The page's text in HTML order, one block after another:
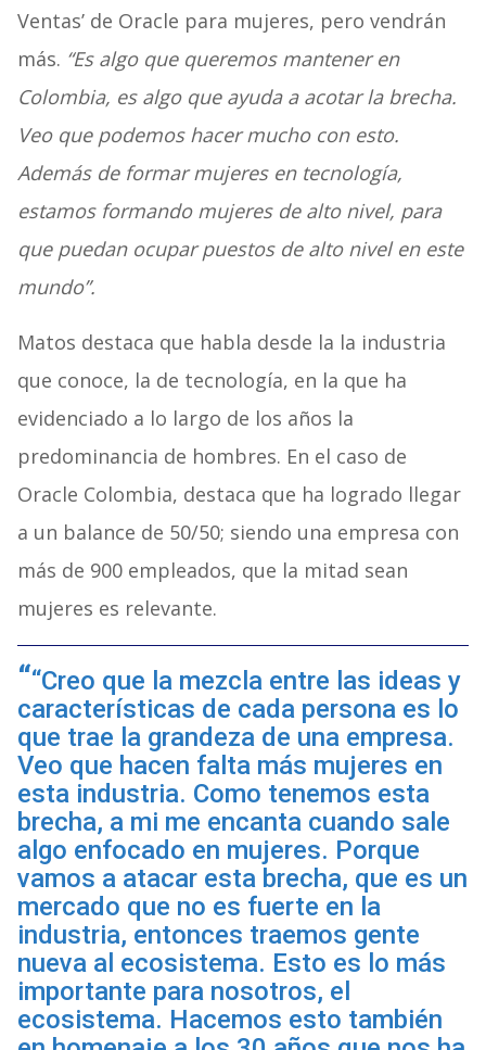
Ventas’ de Oracle para mujeres, pero vendrán
más. “Es algo que queremos mantener en
Colombia, es algo que ayuda a acotar la brecha.
Veo que podemos hacer mucho con esto.
Además de formar mujeres en tecnología,
estamos formando mujeres de alto nivel, para
que puedan ocupar puestos de alto nivel en este
mundo”.
Matos destaca que habla desde la la industria
que conoce, la de tecnología, en la que ha
evidenciado a lo largo de los años la
predominancia de hombres. En el caso de
Oracle Colombia, destaca que ha logrado llegar
a un balance de 50/50; siendo una empresa con
más de 900 empleados, que la mitad sean
mujeres es relevante.
“Creo que la mezcla entre las ideas y
características de cada persona es lo
que trae la grandeza de una empresa.
Veo que hacen falta más mujeres en
esta industria. Como tenemos esta
brecha, a mi me encanta cuando sale
algo enfocado en mujeres. Porque
vamos a atacar esta brecha, que es un
mercado que no es fuerte en la
industria, entonces traemos gente
nueva al ecosistema. Esto es lo más
importante para nosotros, el
ecosistema. Hacemos esto también